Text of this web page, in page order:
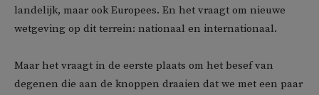
landelijk, maar ook Europees. En het vraagt om nieuwe
wetgeving op dit terrein: nationaal en internationaal.
Maar het vraagt in de eerste plaats om het besef van
degenen die aan de knoppen draaien dat we met een paar